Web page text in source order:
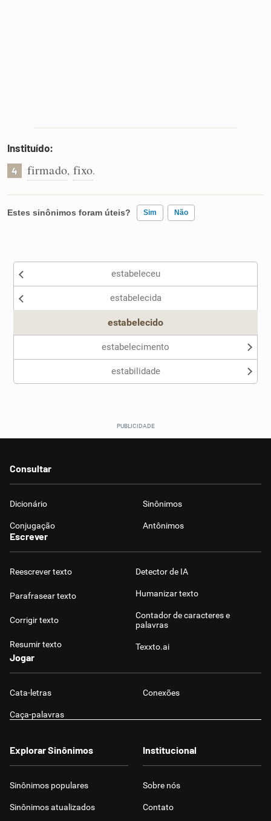
Instituído:
4 firmado, fixo.
Estes sinônimos foram úteis? Sim Não
Nenhum dos sinônimos apresentados me ajudou
estabeleceu
estabelecida
estabelecido
estabelecimento
estabilidade
Consultar
Dicionário Sinônimos
Conjugação Antônimos
Escrever
Reescrever texto
Parafrasear texto
Corrigir texto
Resumir texto
Detector de IA
Humanizar texto
Contador de caracteres e
palavras
Texxto.ai
Jogar
Cata-letras Conexões
Caça-palavras
Explorar Sinônimos
Sinônimos populares
Sinônimos atualizados
Institucional
Sobre nós
Contato